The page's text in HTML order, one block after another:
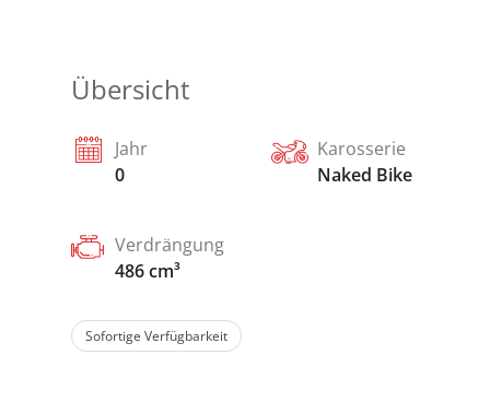
Übersicht
Jahr
0
Karosserie
Naked Bike
Verdrängung
486 cm³
Sofortige Verfügbarkeit